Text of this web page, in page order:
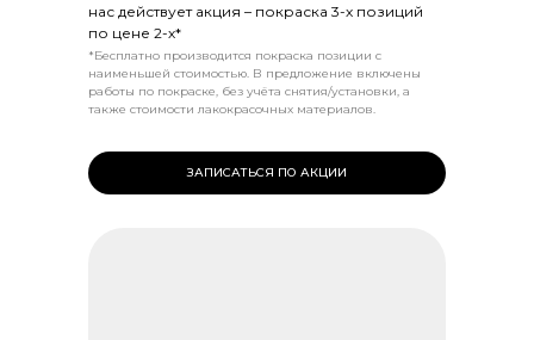
*Бесплатно производится покраска позиции с
наименьшей стоимостью. В предложение включены
работы по покраске, без учёта снятия/установки, а
также стоимости лакокрасочных материалов.
нас действует акция – покраска 3-х позиций
по цене 2-х*
ЗАПИСАТЬСЯ ПО АКЦИИ